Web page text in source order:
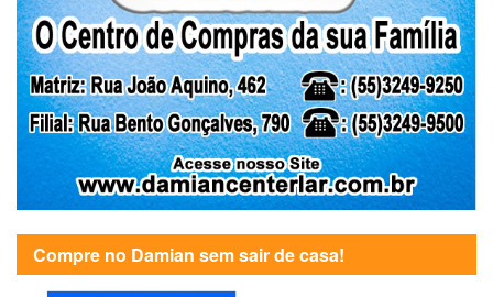
Compre no Damian sem sair de casa!